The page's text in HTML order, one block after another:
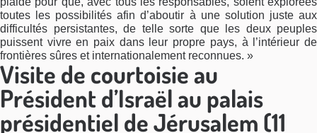
toutes les possibilités afin d’aboutir à une solution juste aux
difficultés persistantes, de telle sorte que les deux peuples
puissent vivre en paix dans leur propre pays, à l’intérieur de
frontières sûres et internationalement reconnues. »
Visite de courtoisie au
Président d’Israël au palais
présidentiel de Jérusalem (11